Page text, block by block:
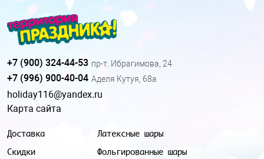
Доставка
Скидки
Латексные шары
Фольгированные шары
+7 (900) 324-44-53 пр-т. Ибрагимова, 24
+7 (996) 900-40-04 Аделя Кутуя, 68а
holiday116@yandex.ru
Карта сайта